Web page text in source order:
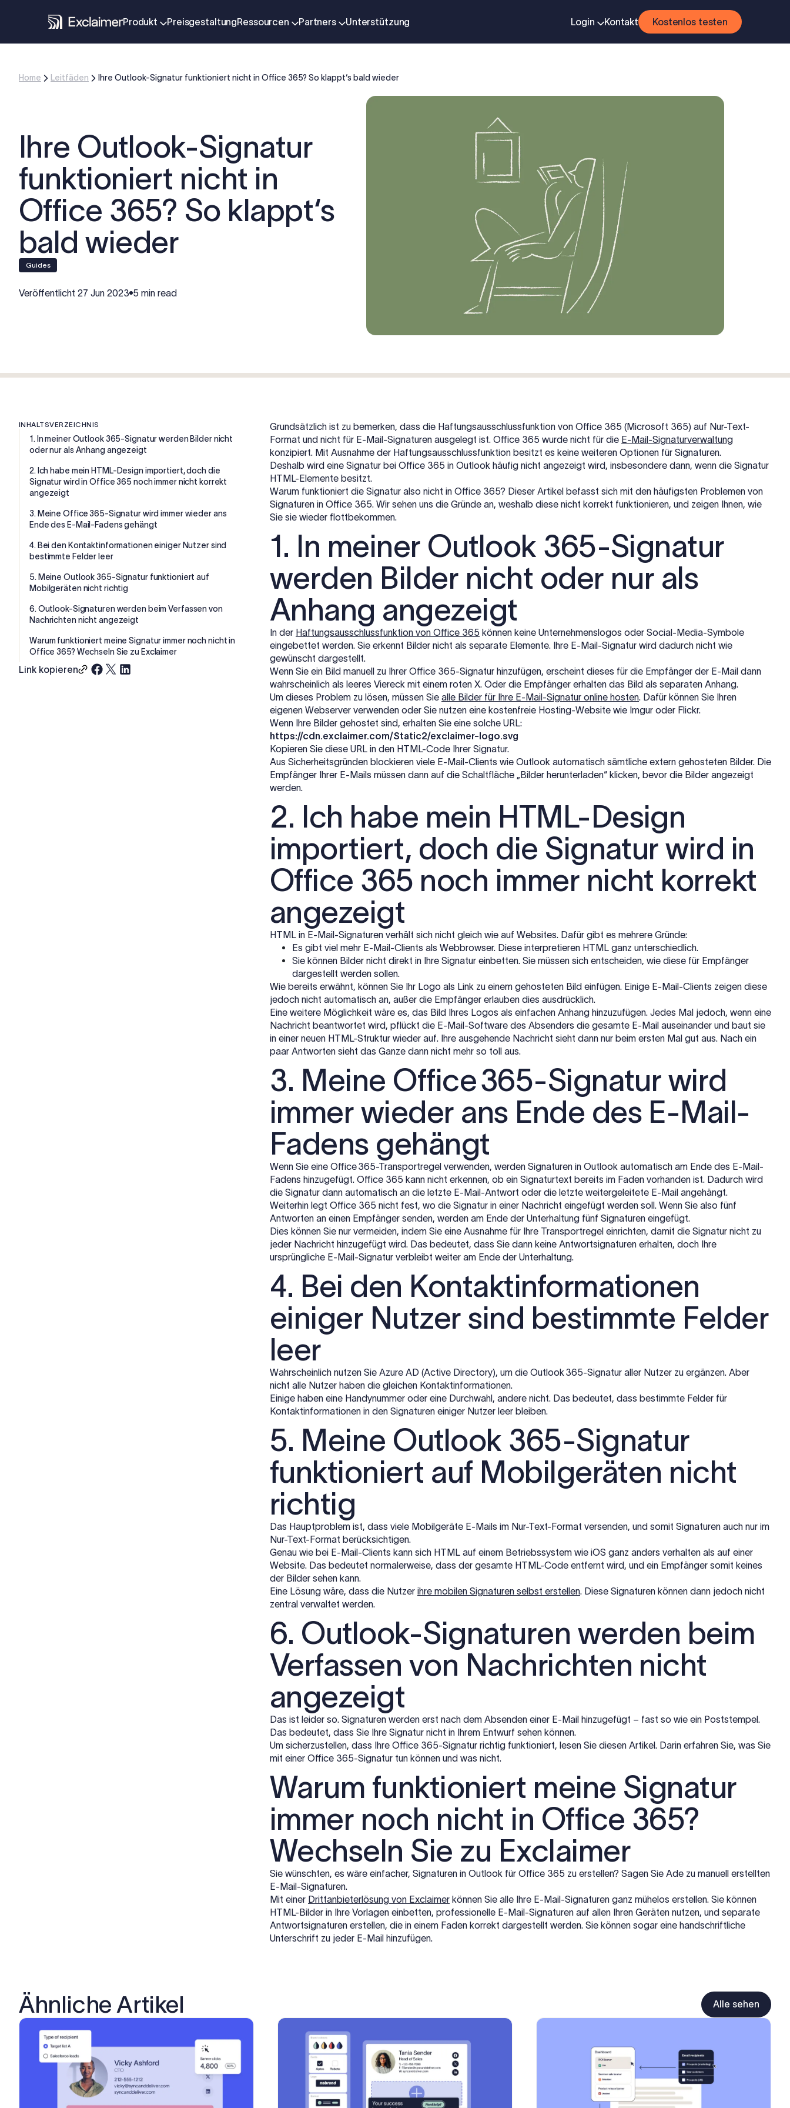
Produkt PreisgestaltungRessourcen Partners Unterstützung Login Kontakt Kostenlos testen
Home Leitfäden Ihre Outlook-Signatur funktioniert nicht in Office 365? So klappt‘s bald wieder
Ihre Outlook-Signatur
funktioniert nicht in
Office 365? So klappt‘s
bald wieder
Guides
Veröffentlicht 27 Jun 2023 5 min read
INHALTSVERZEICHNIS
1. In meiner Outlook 365-Signatur werden Bilder nicht
oder nur als Anhang angezeigt
2. Ich habe mein HTML-Design importiert, doch die
Signatur wird in Office 365 noch immer nicht korrekt
angezeigt
3. Meine Office 365-Signatur wird immer wieder ans
Ende des E-Mail-Fadens gehängt
4. Bei den Kontaktinformationen einiger Nutzer sind
bestimmte Felder leer
5. Meine Outlook 365-Signatur funktioniert auf
Mobilgeräten nicht richtig
6. Outlook-Signaturen werden beim Verfassen von
Nachrichten nicht angezeigt
Warum funktioniert meine Signatur immer noch nicht in
Office 365? Wechseln Sie zu Exclaimer
Link kopieren
Grundsätzlich ist zu bemerken, dass die Haftungsausschlussfunktion von Office 365 (Microsoft 365) auf Nur-Text-
Format und nicht für E-Mail-Signaturen ausgelegt ist. Office 365 wurde nicht für die E-Mail-Signaturverwaltung
konzipiert. Mit Ausnahme der Haftungsausschlussfunktion besitzt es keine weiteren Optionen für Signaturen.
Deshalb wird eine Signatur bei Office 365 in Outlook häufig nicht angezeigt wird, insbesondere dann, wenn die Signatur
HTML-Elemente besitzt.
Warum funktioniert die Signatur also nicht in Office 365? Dieser Artikel befasst sich mit den häufigsten Problemen von
Signaturen in Office 365. Wir sehen uns die Gründe an, weshalb diese nicht korrekt funktionieren, und zeigen Ihnen, wie
Sie sie wieder flottbekommen.
1. In meiner Outlook 365-Signatur
werden Bilder nicht oder nur als
Anhang angezeigt
In der Haftungsausschlussfunktion von Office 365 können keine Unternehmenslogos oder Social-Media-Symbole
eingebettet werden. Sie erkennt Bilder nicht als separate Elemente. Ihre E-Mail-Signatur wird dadurch nicht wie
gewünscht dargestellt.
Wenn Sie ein Bild manuell zu Ihrer Office 365-Signatur hinzufügen, erscheint dieses für die Empfänger der E-Mail dann
wahrscheinlich als leeres Viereck mit einem roten X. Oder die Empfänger erhalten das Bild als separaten Anhang.
Um dieses Problem zu lösen, müssen Sie alle Bilder für Ihre E-Mail-Signatur online hosten. Dafür können Sie Ihren
eigenen Webserver verwenden oder Sie nutzen eine kostenfreie Hosting-Website wie Imgur oder Flickr.
Wenn Ihre Bilder gehostet sind, erhalten Sie eine solche URL:
https://cdn.exclaimer.com/Static2/exclaimer-logo.svg
Kopieren Sie diese URL in den HTML-Code Ihrer Signatur.
Aus Sicherheitsgründen blockieren viele E-Mail-Clients wie Outlook automatisch sämtliche extern gehosteten Bilder. Die
Empfänger Ihrer E-Mails müssen dann auf die Schaltfläche „Bilder herunterladen“ klicken, bevor die Bilder angezeigt
werden.
2. Ich habe mein HTML-Design
importiert, doch die Signatur wird in
Office 365 noch immer nicht korrekt
angezeigt
HTML in E-Mail-Signaturen verhält sich nicht gleich wie auf Websites. Dafür gibt es mehrere Gründe:
Es gibt viel mehr E-Mail-Clients als Webbrowser. Diese interpretieren HTML ganz unterschiedlich.
Sie können Bilder nicht direkt in Ihre Signatur einbetten. Sie müssen sich entscheiden, wie diese für Empfänger
dargestellt werden sollen.
Wie bereits erwähnt, können Sie Ihr Logo als Link zu einem gehosteten Bild einfügen. Einige E-Mail-Clients zeigen diese
jedoch nicht automatisch an, außer die Empfänger erlauben dies ausdrücklich.
Eine weitere Möglichkeit wäre es, das Bild Ihres Logos als einfachen Anhang hinzuzufügen. Jedes Mal jedoch, wenn eine
Nachricht beantwortet wird, pflückt die E-Mail-Software des Absenders die gesamte E-Mail auseinander und baut sie
in einer neuen HTML-Struktur wieder auf. Ihre ausgehende Nachricht sieht dann nur beim ersten Mal gut aus. Nach ein
paar Antworten sieht das Ganze dann nicht mehr so toll aus.
3. Meine Office 365-Signatur wird
immer wieder ans Ende des E-Mail-
Fadens gehängt
Wenn Sie eine Office 365-Transportregel verwenden, werden Signaturen in Outlook automatisch am Ende des E-Mail-
Fadens hinzugefügt. Office 365 kann nicht erkennen, ob ein Signaturtext bereits im Faden vorhanden ist. Dadurch wird
die Signatur dann automatisch an die letzte E-Mail-Antwort oder die letzte weitergeleitete E-Mail angehängt.
Weiterhin legt Office 365 nicht fest, wo die Signatur in einer Nachricht eingefügt werden soll. Wenn Sie also fünf
Antworten an einen Empfänger senden, werden am Ende der Unterhaltung fünf Signaturen eingefügt.
Dies können Sie nur vermeiden, indem Sie eine Ausnahme für Ihre Transportregel einrichten, damit die Signatur nicht zu
jeder Nachricht hinzugefügt wird. Das bedeutet, dass Sie dann keine Antwortsignaturen erhalten, doch Ihre
ursprüngliche E-Mail-Signatur verbleibt weiter am Ende der Unterhaltung.
4. Bei den Kontaktinformationen
einiger Nutzer sind bestimmte Felder
leer
Wahrscheinlich nutzen Sie Azure AD (Active Directory), um die Outlook 365-Signatur aller Nutzer zu ergänzen. Aber
nicht alle Nutzer haben die gleichen Kontaktinformationen.
Einige haben eine Handynummer oder eine Durchwahl, andere nicht. Das bedeutet, dass bestimmte Felder für
Kontaktinformationen in den Signaturen einiger Nutzer leer bleiben.
5. Meine Outlook 365-Signatur
funktioniert auf Mobilgeräten nicht
richtig
Das Hauptproblem ist, dass viele Mobilgeräte E-Mails im Nur-Text-Format versenden, und somit Signaturen auch nur im
Nur-Text-Format berücksichtigen.
Genau wie bei E-Mail-Clients kann sich HTML auf einem Betriebssystem wie iOS ganz anders verhalten als auf einer
Website. Das bedeutet normalerweise, dass der gesamte HTML-Code entfernt wird, und ein Empfänger somit keines
der Bilder sehen kann.
Eine Lösung wäre, dass die Nutzer ihre mobilen Signaturen selbst erstellen. Diese Signaturen können dann jedoch nicht
zentral verwaltet werden.
6. Outlook-Signaturen werden beim
Verfassen von Nachrichten nicht
angezeigt
Das ist leider so. Signaturen werden erst nach dem Absenden einer E-Mail hinzugefügt – fast so wie ein Poststempel.
Das bedeutet, dass Sie Ihre Signatur nicht in Ihrem Entwurf sehen können.
Um sicherzustellen, dass Ihre Office 365-Signatur richtig funktioniert, lesen Sie diesen Artikel. Darin erfahren Sie, was Sie
mit einer Office 365-Signatur tun können und was nicht.
Warum funktioniert meine Signatur
immer noch nicht in Office 365?
Wechseln Sie zu Exclaimer
Sie wünschten, es wäre einfacher, Signaturen in Outlook für Office 365 zu erstellen? Sagen Sie Ade zu manuell erstellten
E-Mail-Signaturen.
Mit einer Drittanbieterlösung von Exclaimer können Sie alle Ihre E-Mail-Signaturen ganz mühelos erstellen. Sie können
HTML-Bilder in Ihre Vorlagen einbetten, professionelle E-Mail-Signaturen auf allen Ihren Geräten nutzen, und separate
Antwortsignaturen erstellen, die in einem Faden korrekt dargestellt werden. Sie können sogar eine handschriftliche
Unterschrift zu jeder E-Mail hinzufügen.
Ähnliche Artikel Alle sehen